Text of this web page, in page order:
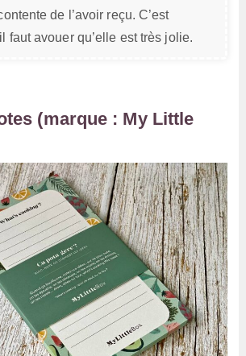
de l’avoir reçu. C’est
faut avouer qu’elle est très jolie.
(marque : My Little